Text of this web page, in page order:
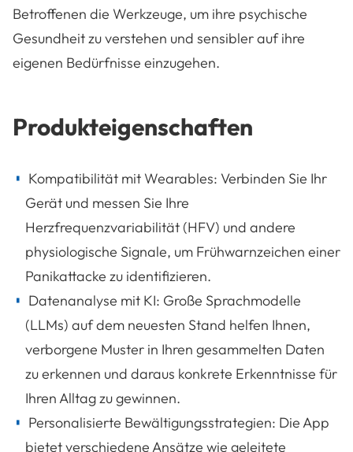
Betroffenen die Werkzeuge, um ihre psychische
Gesundheit zu verstehen und sensibler auf ihre
eigenen Bedürfnisse einzugehen.
Produkteigenschaften
Kompatibilität mit Wearables: Verbinden Sie Ihr
Gerät und messen Sie Ihre
Herzfrequenzvariabilität (HFV) und andere
physiologische Signale, um Frühwarnzeichen einer
Panikattacke zu identifizieren.
Datenanalyse mit KI: Große Sprachmodelle
(LLMs) auf dem neuesten Stand helfen Ihnen,
verborgene Muster in Ihren gesammelten Daten
zu erkennen und daraus konkrete Erkenntnisse für
Ihren Alltag zu gewinnen.
Personalisierte Bewältigungsstrategien: Die App
bietet verschiedene Ansätze wie geleitete